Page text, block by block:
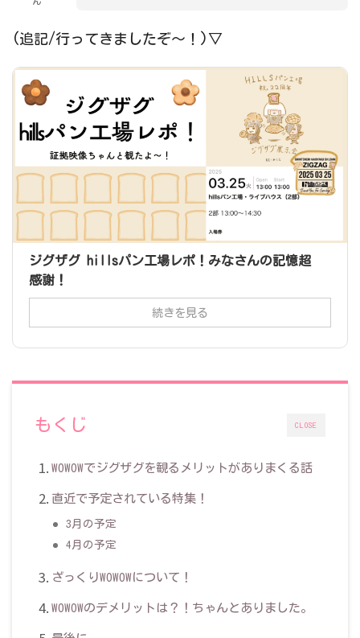
(追記/行ってきましたぞ～！)▽
ジグザグ hillsパン工場レポ！みなさんの記憶超
感謝！
続きを見る
CLOSE
もくじ
WOWOWでジグザグを観るメリットがありまくる話
直近で予定されている特集！
3月の予定
4月の予定
ざっくりWOWOWについて！
WOWOWのデメリットは？！ちゃんとありました。